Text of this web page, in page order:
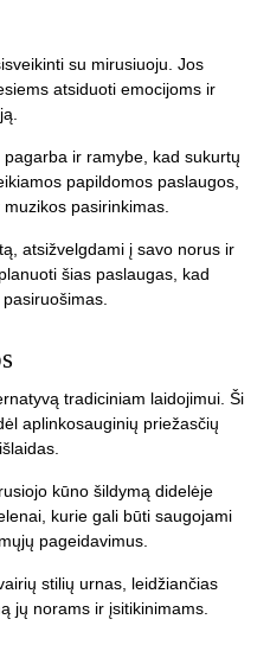
su mirusiuoju. Jos
atsiduoti emocijoms ir
ir ramybe, kad sukurtų
papildomos paslaugos,
pasirinkimas.
atsižvelgdami į savo norus ir
šias paslaugas, kad
tradiciniam laidojimui. Ši
aplinkosauginių priežasčių
kūno šildymą didelėje
kurie gali būti saugojami
pageidavimus.
stilių urnas, leidžiančias
jų norams ir įsitikinimams.